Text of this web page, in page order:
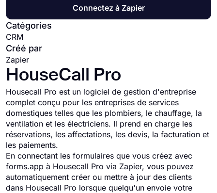
Connectez à Zapier
Catégories
CRM
Créé par
Zapier
HouseCall Pro
Housecall Pro est un logiciel de gestion d'entreprise
complet conçu pour les entreprises de services
domestiques telles que les plombiers, le chauffage, la
ventilation et les électriciens. Il prend en charge les
réservations, les affectations, les devis, la facturation et
les paiements.
En connectant les formulaires que vous créez avec
forms.app à Housecall Pro via Zapier, vous pouvez
automatiquement créer ou mettre à jour des clients
dans Housecall Pro lorsque quelqu'un envoie votre